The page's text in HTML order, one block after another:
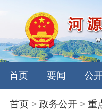
首页 要闻 公
首页 >政务公开 >重